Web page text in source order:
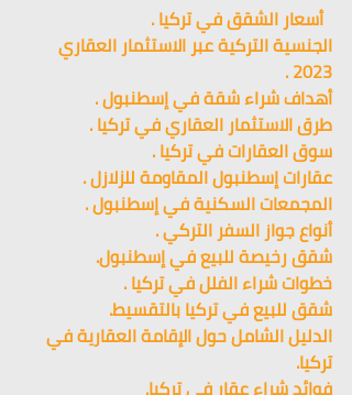
أسعار الشقق في تركيا .
الجنسية التركية عبر الاستثمار العقاري
2023 .
أهداف شراء شقة في إسطنبول .
طرق الاستثمار العقاري في تركيا .
سوق العقارات في تركيا .
عقارات إسطنبول المقاومة للزلازل .
المجمعات السكنية في إسطنبول .
أنواع جواز السفر التركي .
شقق رخيصة للبيع في إسطنبول.
خطوات شراء الفلل في تركيا .
شقق للبيع في تركيا بالتقسيط.
الدليل الشامل حول الإقامة العقارية في
تركيا.
فوائد شراء عقار في تركيا.